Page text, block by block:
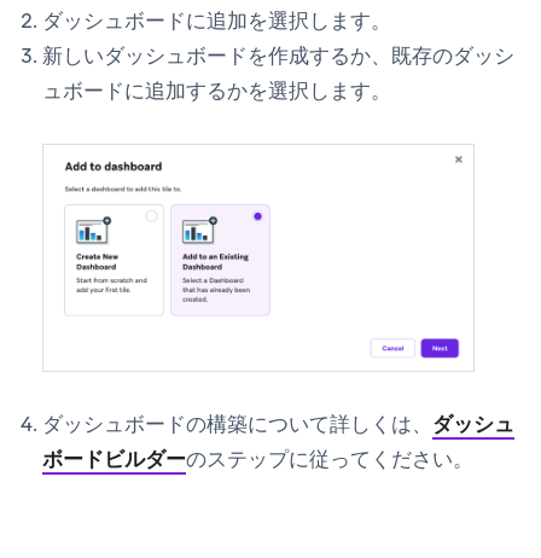
ダッシュボードに追加を選択します。
新しいダッシュボードを作成するか、既存のダッシ
ュボードに追加するかを選択します。
ダッシュボードの構築について詳しくは、 ダッシュ
ボードビルダーのステップに従ってください。